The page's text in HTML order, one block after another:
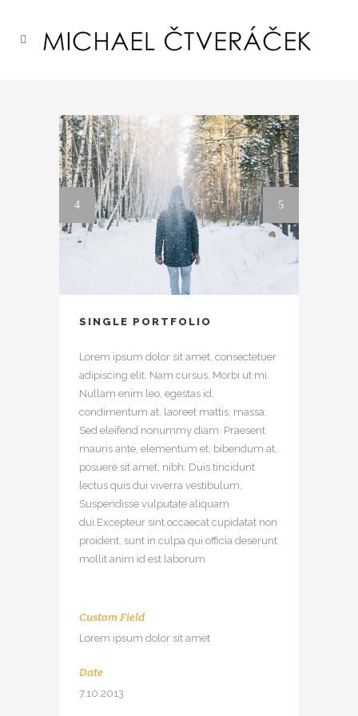
SINGLE PORTFOLIO
Lorem ipsum dolor sit amet, consectetuer
adipiscing elit. Nam cursus. Morbi ut mi.
Nullam enim leo, egestas id,
condimentum at, laoreet mattis, massa.
Sed eleifend nonummy diam. Praesent
mauris ante, elementum et, bibendum at,
posuere sit amet, nibh. Duis tincidunt
lectus quis dui viverra vestibulum.
Suspendisse vulputate aliquam
dui.Excepteur sint occaecat cupidatat non
proident, sunt in culpa qui officia deserunt
mollit anim id est laborum
Custom Field
Lorem ipsum dolor sit amet
Date
7.10.2013